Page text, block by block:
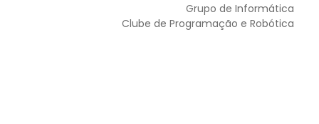
Grupo de Informática
Clube de Programação e Robótica